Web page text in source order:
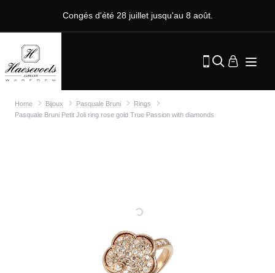
Congés d'été 28 juillet jusqu'au 8 août.
Home Bijoux Pasquale Bruni
Rings
Pasquale Bruni Petit Joli ring rose gold True Passion with diamonds